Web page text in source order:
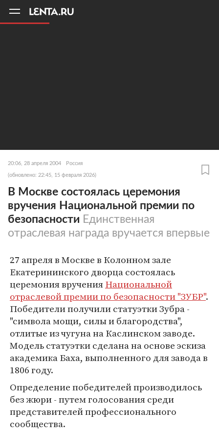
20:06, 28 апреля 2004 Россия
(обновлено: 22:45, 15 февраля 2026)
В Москве состоялась церемония
вручения Национальной премии по
безопасности Единственная
отраслевая награда вручается впервые
27 апреля в Москве в Колонном зале
Екатерининского дворца состоялась
церемония врученияНациональной
отраслевой премии по безопасности "ЗУБР".
Победители получили статуэтки Зубра -
"символа мощи, силы и благородства",
отлитые из чугуна на Каслинском заводе.
Модель статуэтки сделана на основе эскиза
академика Баха, выполненного для завода в
1806 году.
Определение победителей производилось
без жюри - путем голосования среди
представителей профессионального
сообщества.